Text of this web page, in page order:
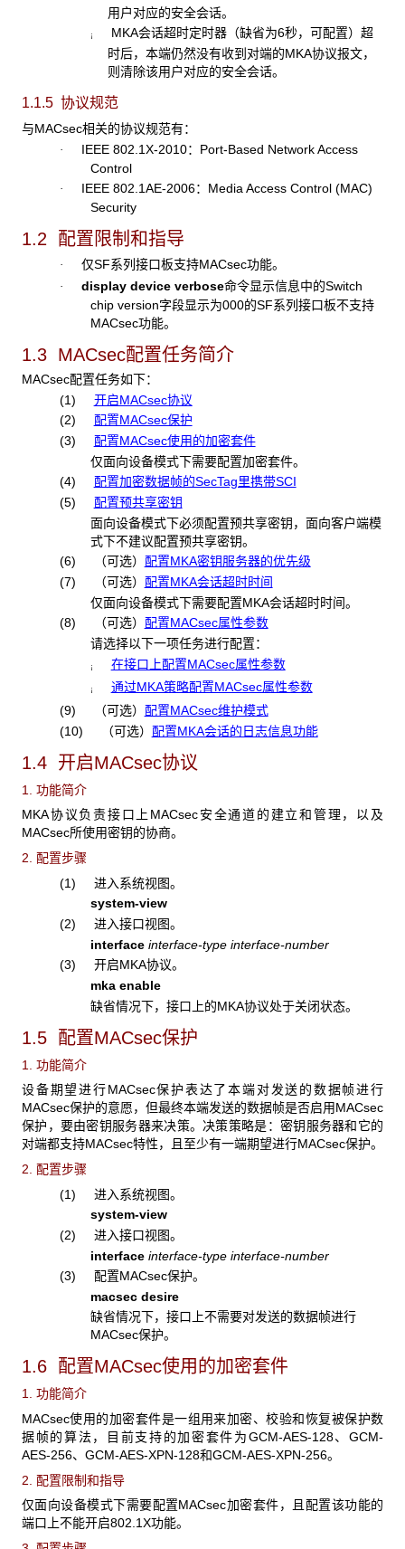
用户对应的安全会话。
¡
MKA会话超时定时器（缺省为6秒，可配置）超
时后，本端仍然没有收到对端的MKA协议报文，
则清除该用户对应的安全会话。
1.1.5 协议规范
与MACsec相关的协议规范有：
· IEEE 802.1X-2010：Port-Based Network Access
Control
· IEEE 802.1AE-2006：Media Access Control (MAC)
Security
1.2 配置限制和指导
· 仅SF系列接口板支持MACsec功能。
· display device verbose命令显示信息中的Switch
chip version字段显示为000的SF系列接口板不支持
MACsec功能。
1.3 MACsec配置任务简介
MACsec配置任务如下：
(1)
开启MACsec协议
(2)
配置MACsec保护
(3)
配置MACsec使用的加密套件
仅面向设备模式下需要配置加密套件。
(4)
配置加密数据帧的SecTag里携带SCI
(5)
配置预共享密钥
面向设备模式下必须配置预共享密钥，面向客户端模
式下不建议配置预共享密钥。
(6)
（可选） 配置MKA密钥服务器的优先级
(7) （可选） 配置MKA会话超时时间
仅面向设备模式下需要配置MKA会话超时时间。
(8) （可选） 配置MACsec属性参数
请选择以下一项任务进行配置：
¡ 在接口上配置MACsec属性参数
¡
通过MKA策略配置MACsec属性参数
(9)
（可选） 配置MACsec维护模式
(10)
（可选） 配置MKA会话的日志信息功能
1.4 开启MACsec协议
1. 功能简介
MKA协议负责接口上MACsec安全通道的建立和管理，以及
MACsec所使用密钥的协商。
2. 配置步骤
(1) 进入系统视图。
system-view
(2) 进入接口视图。
interfaceinterface-type interface-number
(3) 开启MKA协议。
mka enable
缺省情况下，接口上的MKA协议处于关闭状态。
1.5 配置MACsec保护
1. 功能简介
设备期望进行MACsec保护表达了本端对发送的数据帧进行
MACsec保护的意愿，但最终本端发送的数据帧是否启用MACsec
保护，要由密钥服务器来决策。决策策略是：密钥服务器和它的
对端都支持MACsec特性，且至少有一端期望进行MACsec保护。
2. 配置步骤
(1) 进入系统视图。
system-view
(2) 进入接口视图。
interfaceinterface-type interface-number
(3) 配置MACsec保护。
macsec desire
缺省情况下，接口上不需要对发送的数据帧进行
MACsec保护。
1.6 配置MACsec使用的加密套件
1. 功能简介
MACsec使用的加密套件是一组用来加密、校验和恢复被保护数
据帧的算法，目前支持的加密套件为GCM-AES-128、GCM-
AES-256、GCM-AES-XPN-128和GCM-AES-XPN-256。
2. 配置限制和指导
仅面向设备模式下需要配置MACsec加密套件，且配置该功能的
端口上不能开启802.1X功能。